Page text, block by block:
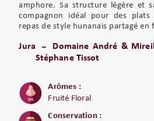
amphore. Sa structure légère et
compagnon idéal pour des
repas de style hunanais partagé en
Jura
Domaine André &
Stéphane Tissot
Arômes :
Fruité Floral
Conservation :